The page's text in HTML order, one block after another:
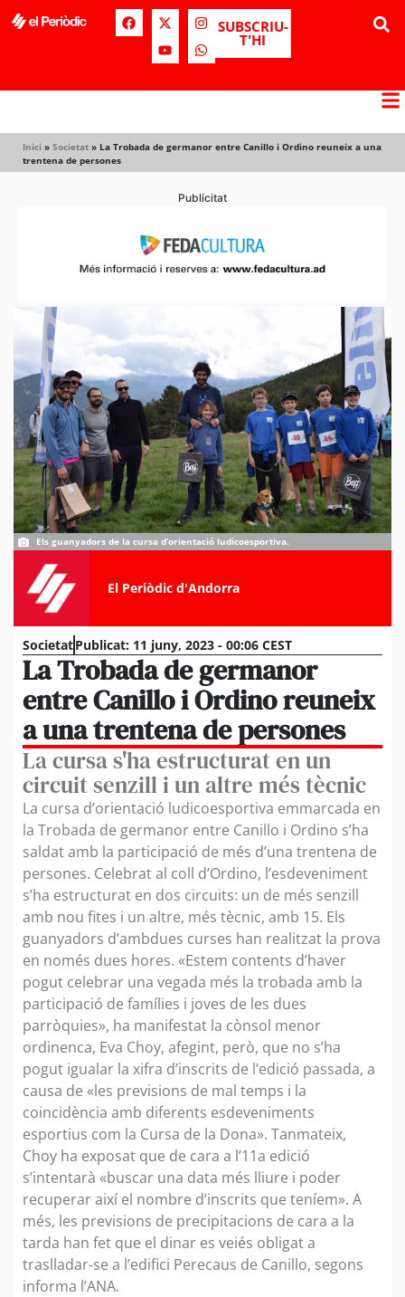
SUBSCRIU-
T'HI
Inici » Societat » La Trobada de germanor entre Canillo i Ordino reuneix a una
trentena de persones
Publicitat
Els guanyadors de la cursa d’orientació ludicoesportiva.
El Periòdic d'Andorra
SocietatPublicat: 11 juny, 2023 - 00:06 CEST
La Trobada de germanor
entre Canillo i Ordino reuneix
a una trentena de persones
La cursa s'ha estructurat en un
circuit senzill i un altre més tècnic
La cursa d’orientació ludicoesportiva emmarcada en
la Trobada de germanor entre Canillo i Ordino s’ha
saldat amb la participació de més d’una trentena de
persones. Celebrat al coll d’Ordino, l’esdeveniment
s’ha estructurat en dos circuits: un de més senzill
amb nou fites i un altre, més tècnic, amb 15. Els
guanyadors d’ambdues curses han realitzat la prova
en només dues hores. «Estem contents d’haver
pogut celebrar una vegada més la trobada amb la
participació de famílies i joves de les dues
parròquies», ha manifestat la cònsol menor
ordinenca, Eva Choy, afegint, però, que no s’ha
pogut igualar la xifra d’inscrits de l’edició passada, a
causa de «les previsions de mal temps i la
coincidència amb diferents esdeveniments
esportius com la Cursa de la Dona». Tanmateix,
Choy ha exposat que de cara a l’11a edició
s’intentarà «buscar una data més lliure i poder
recuperar així el nombre d’inscrits que teníem». A
més, les previsions de precipitacions de cara a la
tarda han fet que el dinar es veiés obligat a
traslladar-se a l’edifici Perecaus de Canillo, segons
informa l’ANA.